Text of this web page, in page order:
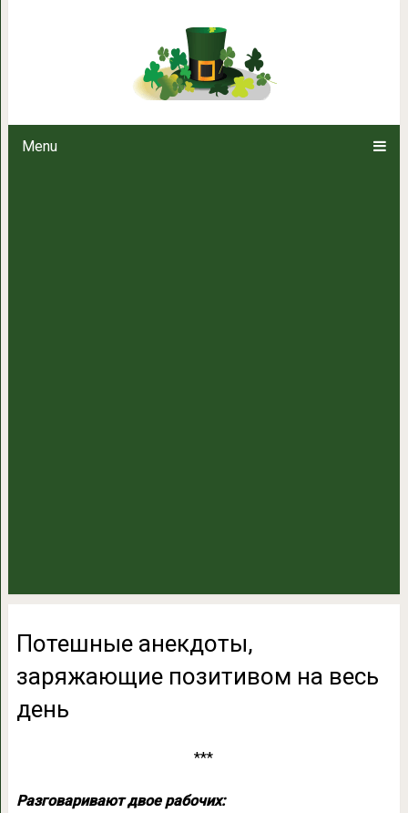
Menu
Потешные анекдоты,
Потешные анекдоты,
заряжающие позитивом на весь
день
***
Разговаривают двое pабочих: